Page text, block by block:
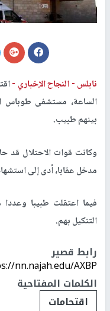
نابلس -النجاح الإخباري -
الساعة، مستشفى طوباس
بينهم طبيب.
وكانت قوات الاحتلال
مدخل عقابا، أدى إلى
فيما اعتقلت طبيبا
التنكيل بهم.
رابط قصير
nn.najah.edu/AXBP/
الكلمات المفتاحية
اقتحامات